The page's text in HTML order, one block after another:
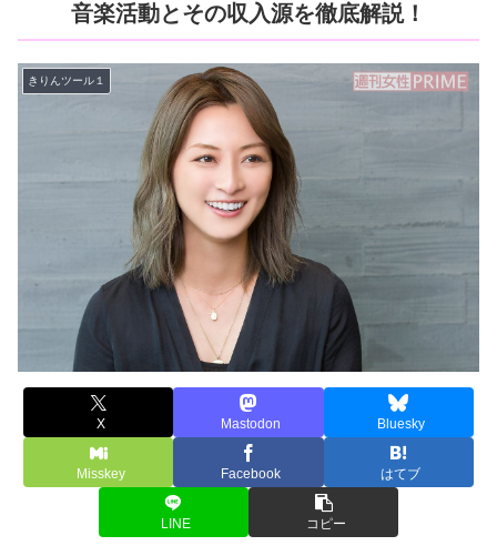
音楽活動とその収入源を徹底解説！
きりんツール１
X Mastodon Bluesky
Misskey Facebook はてブ
LINE コピー